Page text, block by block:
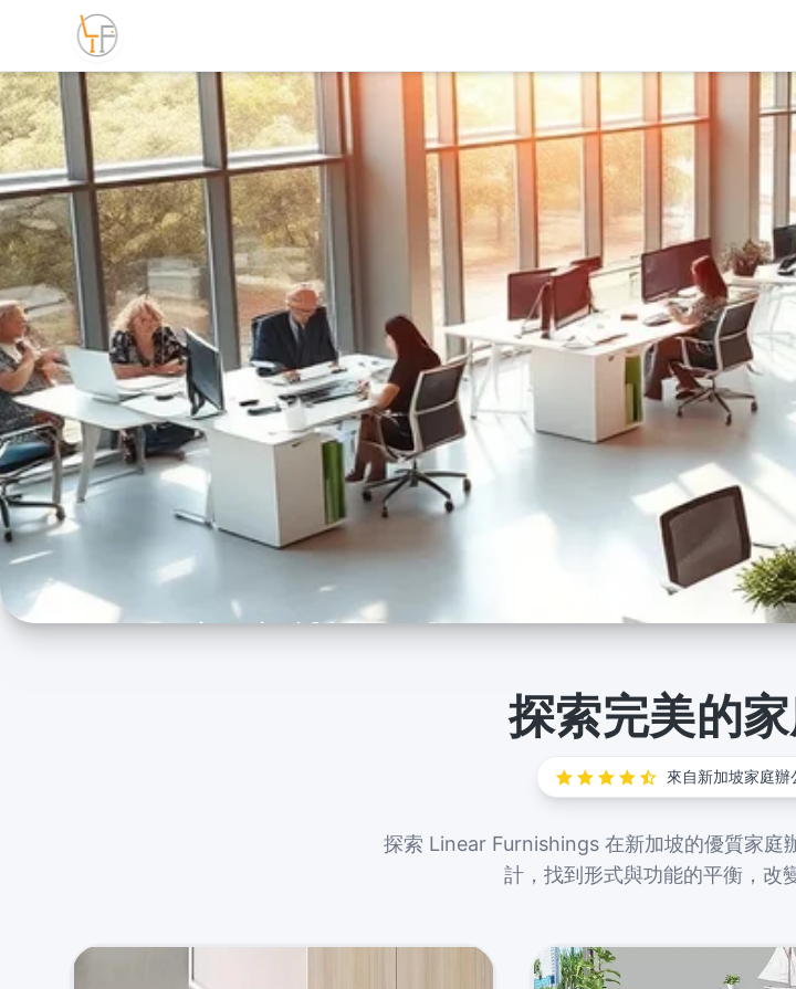
家庭辦公桌
透過我們在新加坡的優質家庭辦公桌系列，打造您理想的工作空
探索完美的
來自新加坡家庭
探索 Linear Furnishings 在新加坡的優質家庭
計，找到形式與功能的平衡，改